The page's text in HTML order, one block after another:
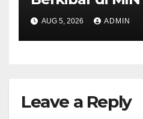
Timpik Hadiri
HUT ke-81
AUG 5, 2026 ADMIN
Leave a Reply